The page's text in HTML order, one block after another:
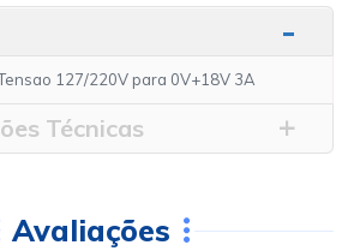
127/220V para 0V+18V 3A
Técnicas
Avaliações